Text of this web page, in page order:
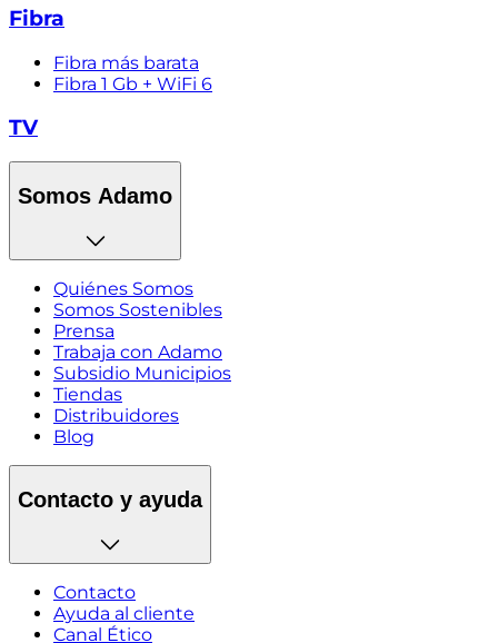
Fibra
Fibra más barata
Fibra 1 Gb + WiFi 6
TV
Somos Adamo
Quiénes Somos
Somos Sostenibles
Prensa
Trabaja con Adamo
Subsidio Municipios
Tiendas
Distribuidores
Blog
Contacto y ayuda
Contacto
Ayuda al cliente
Canal Ético